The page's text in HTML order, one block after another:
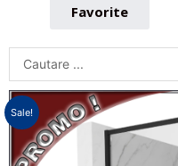
Favorite
Sale!